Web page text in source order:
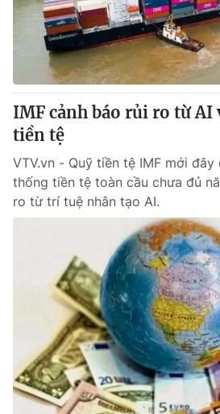
Thị trường
Tư vấn
Lịch phát sóng
Chuyên mục khác
Emagazine
Photo
Video
VTV
VTV Sức khoẻ Bất
Thị trường 24h Tấm
VTV4 Vươn
IMF cảnh báo rủi ro từ AI
tiền tệ
VTV.vn - Quỹ tiền tệ IMF mới đây
thống tiền tệ toàn cầu chưa đủ
ro từ trí tuệ nhân tạo AI.